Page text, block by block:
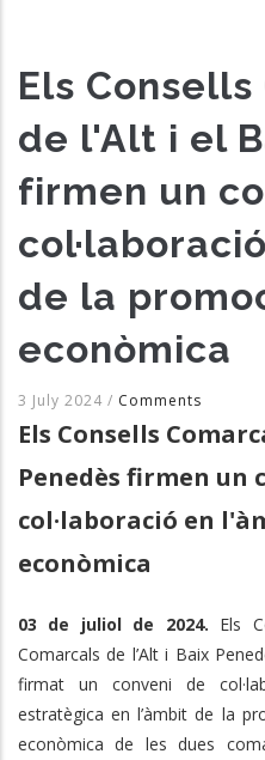
Els
de l'Alt i el
firmen un
de la
econòmica
3 July 2024 / Comments
Els Consells
Penedès firmen un
col·laboració en
econòmica
03 de juliol de 2024. Els
Comarcals de l’Alt i Baix
firmat un conveni de
estratègica en l’àmbit de la
econòmica de les dues